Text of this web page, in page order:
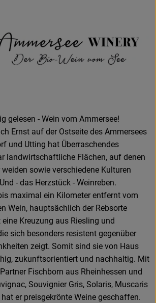
gelesen - Wein vom Ammersee!
Ernst auf der Ostseite des Ammersees
und Utting hat Überraschendes
landwirtschaftliche Flächen, auf denen
sowie verschiedene Kulturen
- das Herzstück - Weinreben.
maximal ein Kilometer entfernt vom
Wein, hauptsächlich der Rebsorte
Kreuzung aus Riesling und
sich besonders resistent gegenüber
zeigt. Somit sind sie von Haus
zukunftsorientiert und nachhaltig. Mit
Fischborn aus Rheinhessen und
Souvignier Gris, Solaris, Muscaris
er preisgekrönte Weine geschaffen.